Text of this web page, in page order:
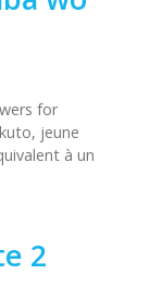
for
jeune
à un
2